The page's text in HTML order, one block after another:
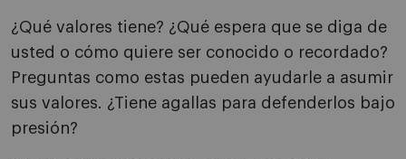
¿Qué valores tiene? ¿Qué espera que se diga de
usted o cómo quiere ser conocido o recordado?
Preguntas como estas pueden ayudarle a asumir
sus valores. ¿Tiene agallas para defenderlos bajo
presión?